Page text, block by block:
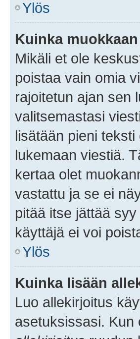
Ylös
Kuinka
Mikäli et ole
poistaa vain omia
rajoitetun ajan sen
valitsemastasi
lisätään pieni
lukemaan viestiä.
kertaa olet
vastattu ja se ei
pitää itse jättää
käyttäjä ei voi
Ylös
Kuinka lisään
Luo allekirjoitus
asetuksissasi.